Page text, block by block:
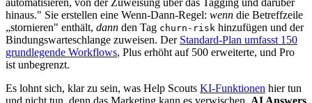
automatisieren, von der Zuweisung über das Tagging und darüber
hinaus." Sie erstellen eine Wenn-Dann-Regel: wenn die Betreffzeile
„stornieren" enthält, dann den Tag churn-risk hinzufügen und der
Bindungswarteschlange zuweisen. Der Standard-Plan umfasst 150
grundlegende Workflows, Plus erhöht auf 500 erweiterte, und Pro
ist unbegrenzt.
Es lohnt sich, klar zu sein, was Help Scouts KI-Funktionen hier tun
und nicht tun, denn das Marketing kann es verwischen. AI Answers